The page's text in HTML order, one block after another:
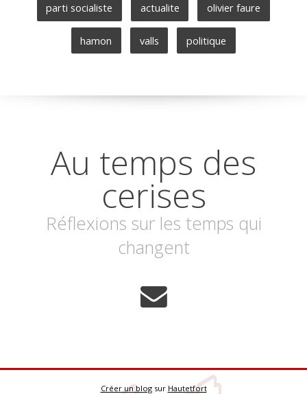
parti socialiste actualite olivier faure
hamon valls politique
Au temps des
cerises
Réflexions sur les temps qui
changent
Créer un blogsur Hautetfort